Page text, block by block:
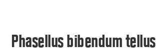
Phasellus bibendum tellus